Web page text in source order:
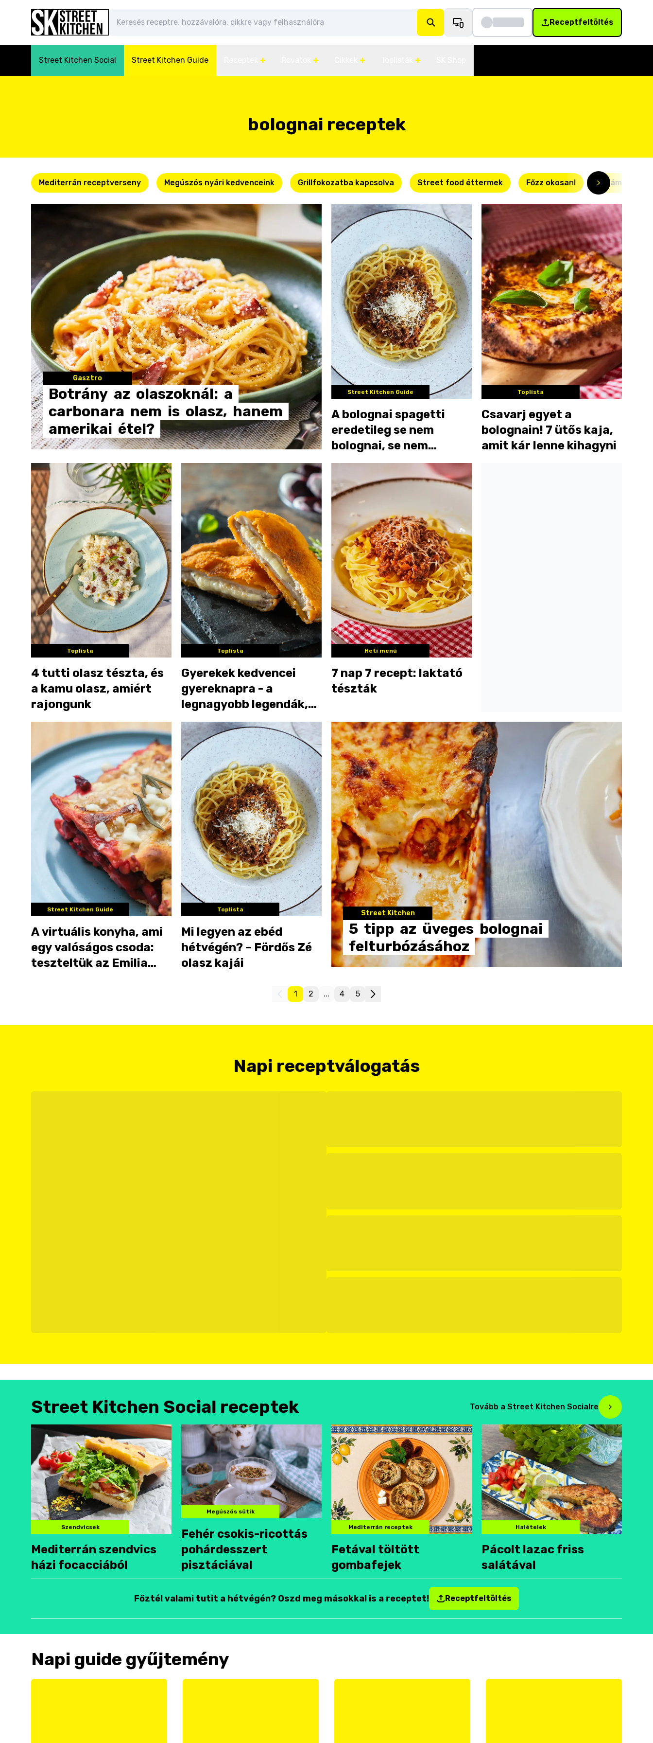
Receptfeltöltés
Street Kitchen Social Street Kitchen Guide
bolognai receptek
Mediterrán receptverseny Megúszós nyári kedvenceink Grillfokozatba kapcsolva Street food éttermek Főzz okosan! Villámgyors
Gasztro
Botrány az olaszoknál: a
carbonara nem is olasz, hanem
amerikai étel?
Street Kitchen Guide
A bolognai spagetti
eredetileg se nem
bolognai, se nem
spagetti
Toplista
Csavarj egyet a
bolognain! 7 ütős kaja,
amit kár lenne kihagyni
Toplista
4 tutti olasz tészta, és
a kamu olasz, amiért
rajongunk
Toplista
Gyerekek kedvencei
gyereknapra - a
legnagyobb legendák,
amikkel nem lehet
melléfogni
Heti menü
7 nap 7 recept: laktató
tészták
Street Kitchen Guide
A virtuális konyha, ami
egy valóságos csoda:
teszteltük az Emilia
Toplista
Mi legyen az ebéd
hétvégén? – Fördős Zé
olasz kajái
Street Kitchen
5 tipp az üveges bolognai
felturbózásához
1 2 ... 4 5
Napi receptválogatás
Street Kitchen Social receptek Tovább a Street Kitchen Socialre
Szendvicsek
Mediterrán szendvics
házi focacciából
Megúszós sütik
Fehér csokis-ricottás
pohárdesszert
pisztáciával
Mediterrán receptek
Fetával töltött
gombafejek
Halételek
Pácolt lazac friss
salátával
Főztél valami tutit a hétvégén? Oszd meg másokkal is a receptet! Receptfeltöltés
Napi guide gyűjtemény